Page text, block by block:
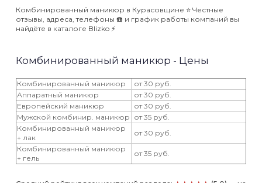
Комбинированный маникюр в Курасовщине ⭐️ Честные
отзывы, адреса, телефоны ☎️ и график работы компаний вы
найдёте в каталоге Blizko ⚡️
Комбинированный маникюр - Цены
Комбинированный маникюр
от 30 руб.
Аппаратный маникюр
от 30 руб.
Европейский маникюр
от 30 руб.
Мужской комбинир. маникюр от 35 руб.
Комбинированный маникюр
+ лак
от 30 руб.
Комбинированный маникюр
+ гель
от 35 руб.